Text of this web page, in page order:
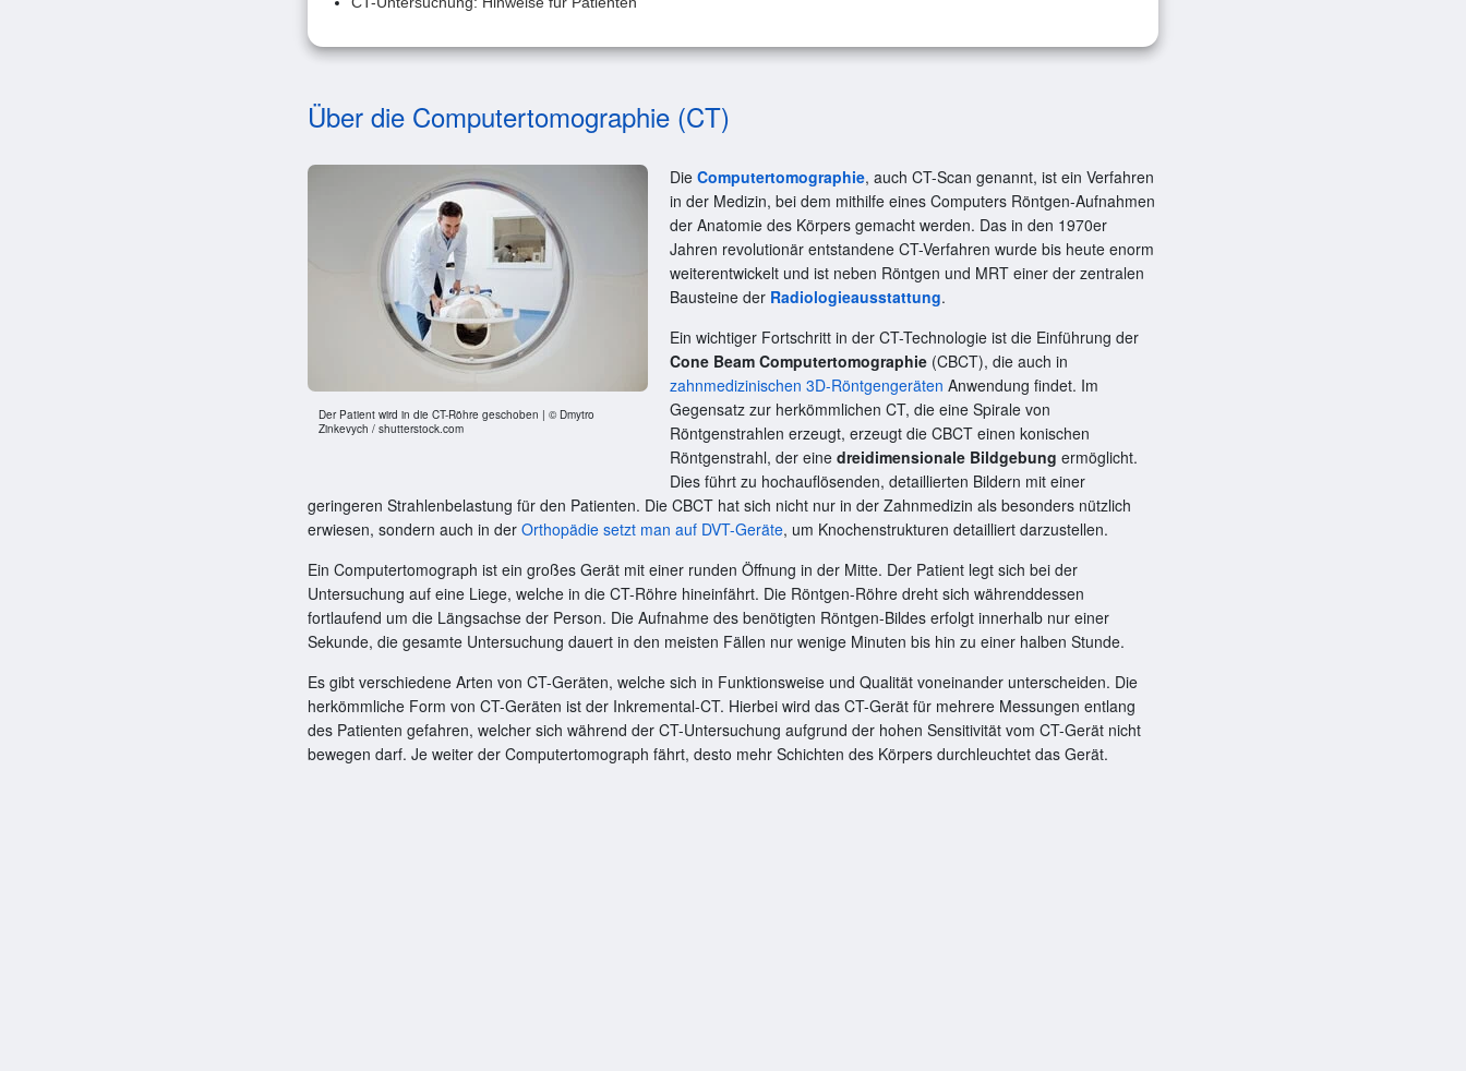
Über die Computertomographie (CT)
Der Patient wird in die CT-Röhre geschoben | © Dmytro
Zinkevych / shutterstock.com
Die Computertomographie, auch CT-Scan genannt, ist ein Verfahren
in der Medizin, bei dem mithilfe eines Computers Röntgen-Aufnahmen
der Anatomie des Körpers gemacht werden. Das in den 1970er
Jahren revolutionär entstandene CT-Verfahren wurde bis heute enorm
weiterentwickelt und ist neben Röntgen und MRT einer der zentralen
Bausteine der Radiologieausstattung.
Ein wichtiger Fortschritt in der CT-Technologie ist die Einführung der
Cone Beam Computertomographie (CBCT), die auch in
zahnmedizinischen 3D-Röntgengeräten Anwendung findet. Im
Gegensatz zur herkömmlichen CT, die eine Spirale von
Röntgenstrahlen erzeugt, erzeugt die CBCT einen konischen
Röntgenstrahl, der eine dreidimensionale Bildgebung ermöglicht.
Dies führt zu hochauflösenden, detaillierten Bildern mit einer
geringeren Strahlenbelastung für den Patienten. Die CBCT hat sich nicht nur in der Zahnmedizin als besonders nützlich
erwiesen, sondern auch in der Orthopädie setzt man auf DVT-Geräte, um Knochenstrukturen detailliert darzustellen.
Ein Computertomograph ist ein großes Gerät mit einer runden Öffnung in der Mitte. Der Patient legt sich bei der
Untersuchung auf eine Liege, welche in die CT-Röhre hineinfährt. Die Röntgen-Röhre dreht sich währenddessen
fortlaufend um die Längsachse der Person. Die Aufnahme des benötigten Röntgen-Bildes erfolgt innerhalb nur einer
Sekunde, die gesamte Untersuchung dauert in den meisten Fällen nur wenige Minuten bis hin zu einer halben Stunde.
Es gibt verschiedene Arten von CT-Geräten, welche sich in Funktionsweise und Qualität voneinander unterscheiden. Die
herkömmliche Form von CT-Geräten ist der Inkremental-CT. Hierbei wird das CT-Gerät für mehrere Messungen entlang
des Patienten gefahren, welcher sich während der CT-Untersuchung aufgrund der hohen Sensitivität vom CT-Gerät nicht
bewegen darf. Je weiter der Computertomograph fährt, desto mehr Schichten des Körpers durchleuchtet das Gerät.